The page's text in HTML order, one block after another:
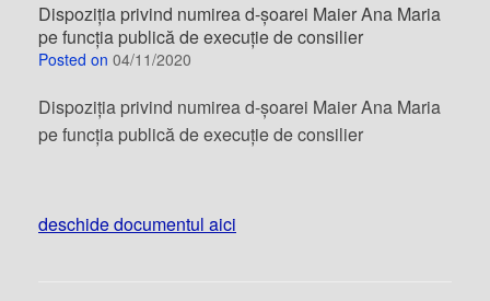
Dispoziția privind numirea d-șoarei Maier Ana Maria
pe funcția publică de execuție de consilier
Posted on 04/11/2020
Dispoziția privind numirea d-șoarei Maier Ana Maria
pe funcția publică de execuție de consilier
deschide documentul aici